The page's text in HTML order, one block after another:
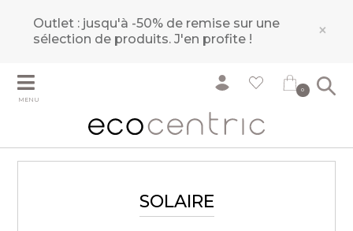
Outlet : jusqu'à -50% de remise sur une
sélection de produits.J'en profite ! ×
MENU
0
SOLAIRE